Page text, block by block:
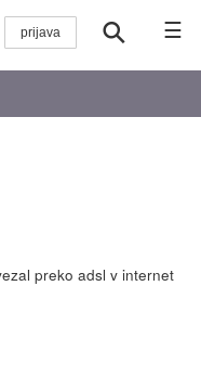
☰
preko adsl v internet